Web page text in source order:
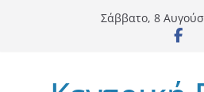
Σάββατο, 8